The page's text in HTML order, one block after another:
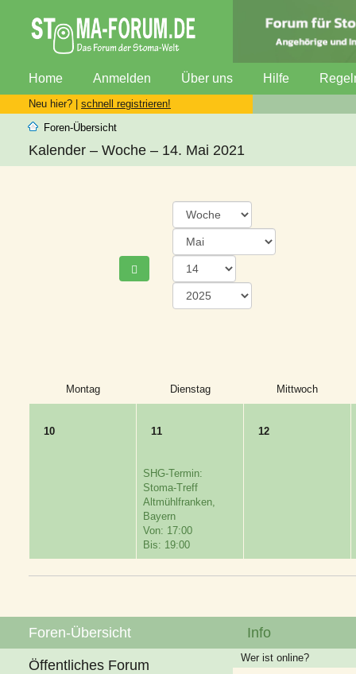
Home Anmelden Über uns Hilfe
Neu hier? | schnell registrieren!
Foren-Übersicht
Kalender – Woche – 14. Mai 2021
Montag Dienstag Mittwoch
10 11
SHG-Termin:
Stoma-Treff
Altmühlfranken,
Bayern
Von: 17:00
Bis: 19:00
12
Foren-Übersicht
Öffentliches Forum
Info
Wer ist online?